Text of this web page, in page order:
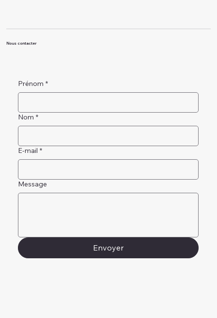
Nous contacter
Prénom *
Nom *
E-mail *
Message
Envoyer